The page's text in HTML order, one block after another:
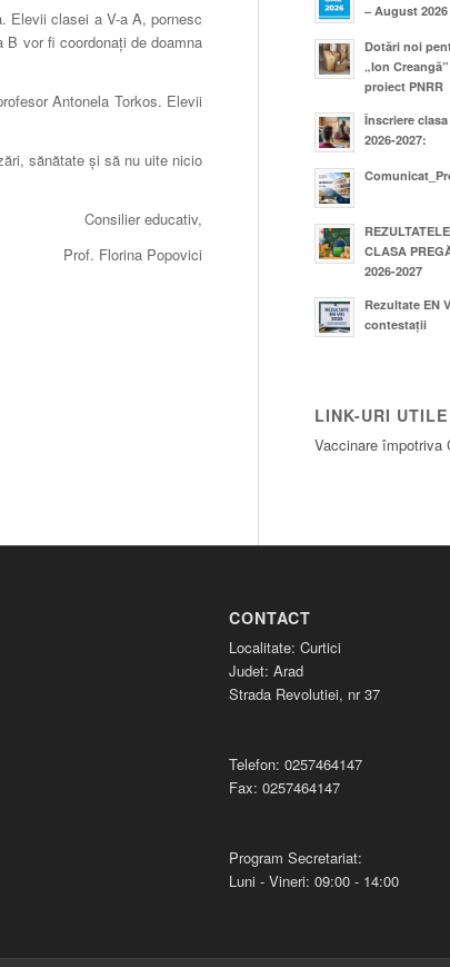
Elevii clasei a V-a A, pornesc
B vor fi coordonați de doamna
Antonela Torkos. Elevii
sănătate și să nu uite nicio
Consilier educativ,
Prof. Florina Popovici
– August 2026
Dotări noi
„Ion
proiect PNRR
Înscriere
2026-2027:
CLASA
2026-2027
Rezultate EN
contestații
LINK-URI UTILE
Vaccinare împotriva
CONTACT
Localitate: Curtici
Judet: Arad
Strada Revolutiei, nr 37
Telefon: 0257464147
Fax: 0257464147
Program Secretariat:
Luni - Vineri: 09:00 - 14:00